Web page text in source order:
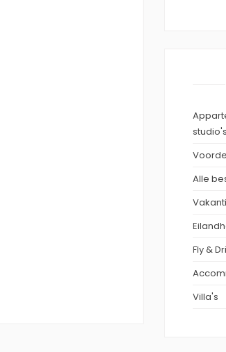
studio's
Alle
Fly &
Villa's